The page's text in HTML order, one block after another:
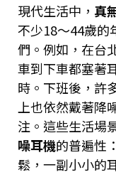
現代生活中， 真
不少18～44歲的
們。例如，在台
車到下車都塞著
時。下班後，許
上也依然戴著降
注。這些生活場
噪耳機的普遍性
鬆，一副小小的